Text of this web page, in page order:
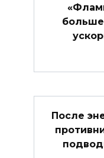
После